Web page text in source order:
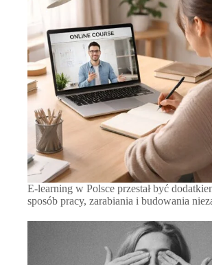
E-learning w Polsce przestał być
sposób pracy, zarabiania i budowania